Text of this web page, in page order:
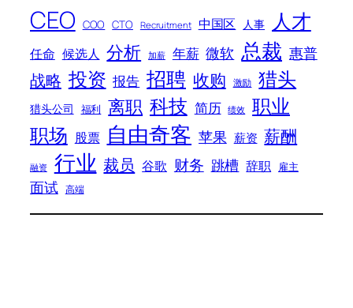
CEO COO CTO Recruitment 中国区 人事 人才
任命 候选人 分析 加薪 年薪 微软 总裁 惠普
战略 投资 报告 招聘 收购 激励 猎头
猎头公司 福利 离职 科技 简历 绩效 职业
职场 股票 自由奇客 苹果 薪资 薪酬
融资 行业 裁员 谷歌 财务 跳槽 辞职 雇主
面试 高端